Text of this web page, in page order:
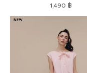
ราคาโปรโมชัน
1,490 ฿